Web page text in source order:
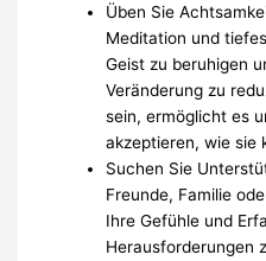
Üben Sie
Meditation und
Geist zu beruhigen
Veränderung zu
sein, ermöglicht es
akzeptieren, wie sie
Suchen Sie
Freunde, Familie
Ihre Gefühle und
Herausforderungen